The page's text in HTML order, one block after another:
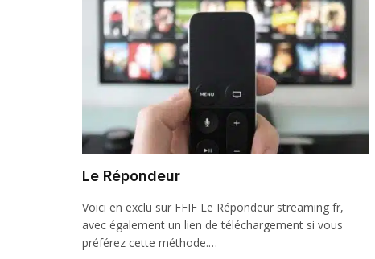
Le Répondeur
Voici en exclu sur FFIF Le Répondeur streaming fr,
avec également un lien de téléchargement si vous
préférez cette méthode.…